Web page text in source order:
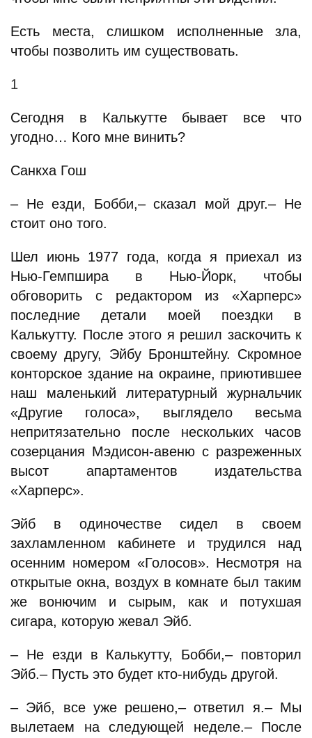
Есть места, слишком исполненные зла,
чтобы позволить им существовать.
1
Сегодня в Калькутте бывает все что
угодно… Кого мне винить?
Санкха Гош
– Не езди, Бобби,– сказал мой друг.– Не
стоит оно того.
Шел июнь 1977 года, когда я приехал из
Нью-Гемпшира в Нью-Йорк, чтобы
обговорить с редактором из «Харперс»
последние детали моей поездки в
Калькутту. После этого я решил заскочить к
своему другу, Эйбу Бронштейну. Скромное
конторское здание на окраине, приютившее
наш маленький литературный журнальчик
«Другие голоса», выглядело весьма
непритязательно после нескольких часов
созерцания Мэдисон-авеню с разреженных
высот апартаментов издательства
«Харперс».
Эйб в одиночестве сидел в своем
захламленном кабинете и трудился над
осенним номером «Голосов». Несмотря на
открытые окна, воздух в комнате был таким
же вонючим и сырым, как и потухшая
сигара, которую жевал Эйб.
– Не езди в Калькутту, Бобби,– повторил
Эйб.– Пусть это будет кто-нибудь другой.
– Эйб, все уже решено,– ответил я.– Мы
вылетаем на следующей неделе.– После